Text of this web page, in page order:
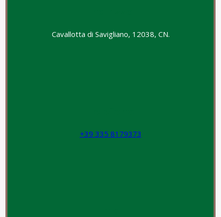
Cavallotta di Savigliano, 12038, CN.
+39 335 8179373